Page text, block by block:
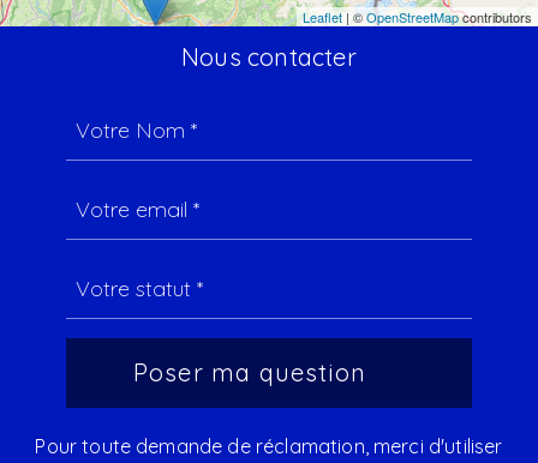
Leaflet | ©OpenStreetMapcontributors
Nous contacter
Pour toute demande de réclamation, merci d'utiliser